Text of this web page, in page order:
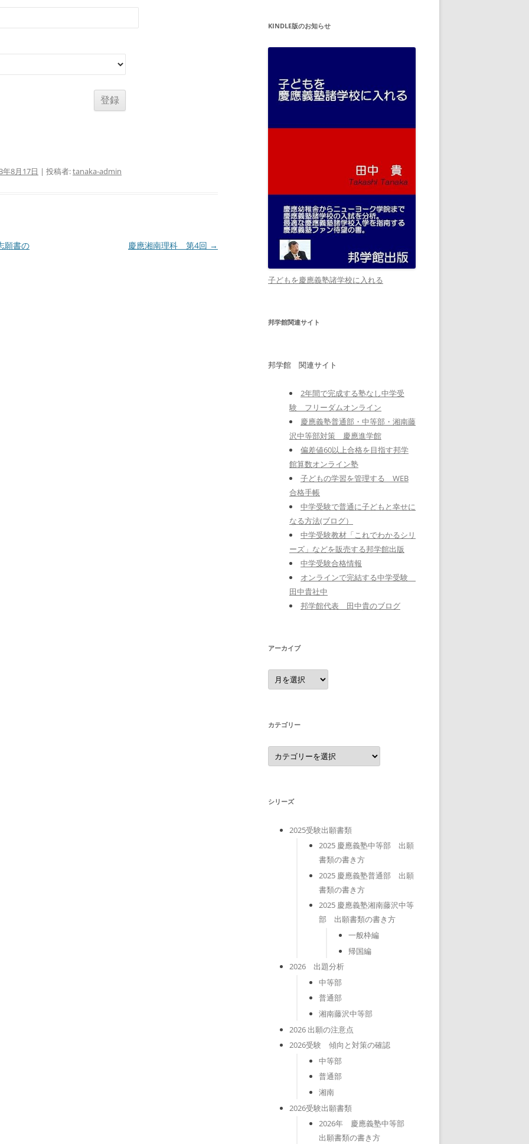
年8月17日 | 投稿者:tanaka-admin
書の 慶應湘南理科 第4回 →
KINDLE版のお知らせ
子どもを慶應義塾諸学校に入れる
邦学館関連サイト
邦学館 関連サイト
2年間で完成する塾なし中学受
験 フリーダムオンライン
慶應義塾普通部・中等部・湘南藤
沢中等部対策 慶應進学館
偏差値60以上合格を目指す邦学
館算数オンライン塾
子どもの学習を管理する WEB
合格手帳
中学受験で普通に子どもと幸せに
なる方法(ブログ）
中学受験教材「これでわかるシリ
ーズ」などを販売する邦学館出版
中学受験合格情報
オンラインで完結する中学受験
田中貴社中
邦学館代表 田中貴のブログ
アーカイブ
ア
ー
カ
カテゴリー
カ
テ
ゴ
シリーズ
2025受験出願書類
2025 慶應義塾中等部 出願
書類の書き方
2025 慶應義塾普通部 出願
書類の書き方
2025 慶應義塾湘南藤沢中等
部 出願書類の書き方
一般枠編
帰国編
2026 出題分析
中等部
普通部
湘南藤沢中等部
2026 出願の注意点
2026受験 傾向と対策の確認
中等部
普通部
湘南
2026受験出願書類
2026年 慶應義塾中等部
出願書類の書き方